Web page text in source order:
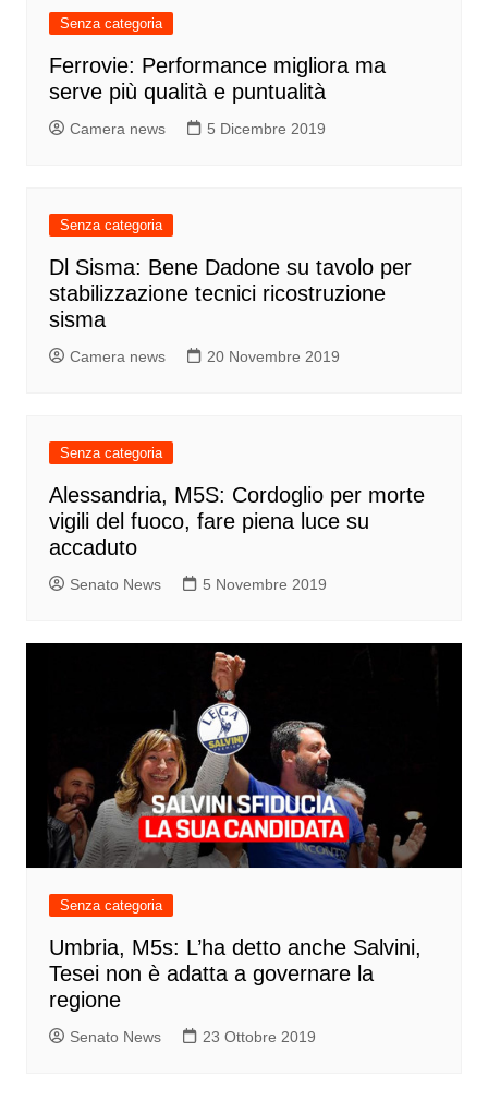
Senza categoria
Ferrovie: Performance migliora ma
serve più qualità e puntualità
Camera news 5 Dicembre 2019
Senza categoria
Dl Sisma: Bene Dadone su tavolo per
stabilizzazione tecnici ricostruzione
sisma
Camera news 20 Novembre 2019
Senza categoria
Alessandria, M5S: Cordoglio per morte
vigili del fuoco, fare piena luce su
accaduto
Senato News 5 Novembre 2019
Senza categoria
Umbria, M5s: L’ha detto anche Salvini,
Tesei non è adatta a governare la
regione
Senato News 23 Ottobre 2019